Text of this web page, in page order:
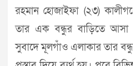
রহমান হোজাইফা (২৩)
তার এক বন্ধুর বাড়িতে
সুবাদে মূলগাঁও এলাকার তার